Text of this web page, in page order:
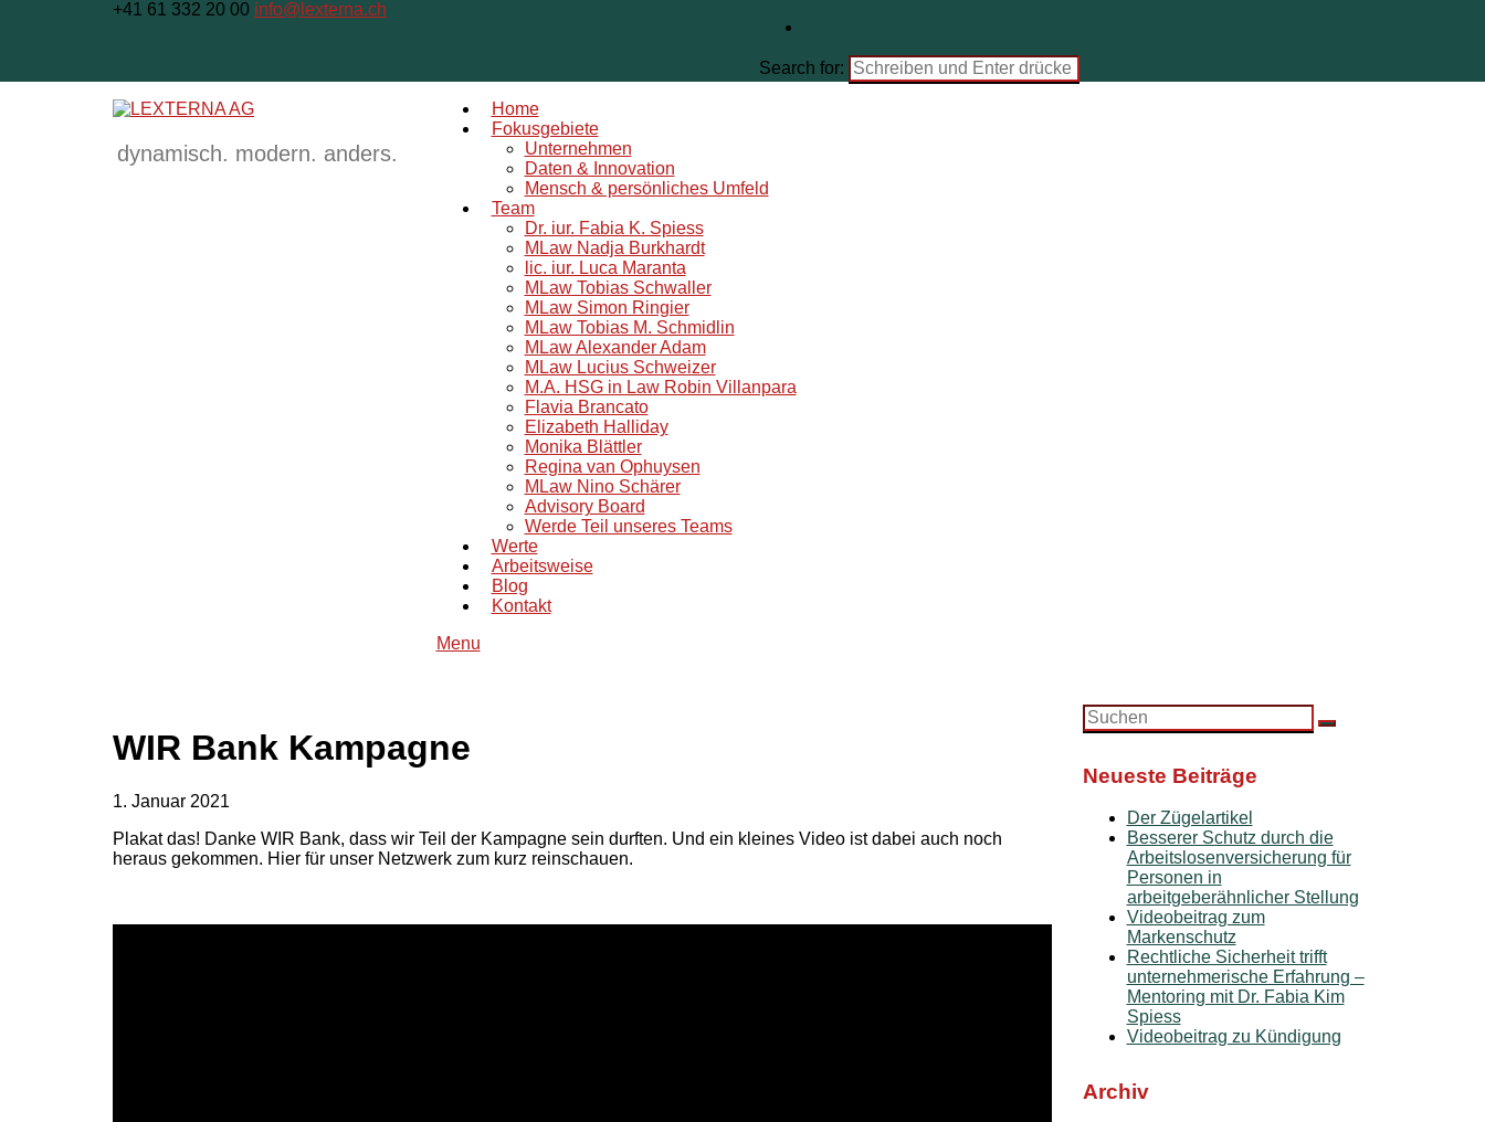
+41 61 332 20 00 info@lexterna.ch
Search for:
dynamisch. modern. anders.
Home
Fokusgebiete
Unternehmen
Daten & Innovation
Mensch & persönliches Umfeld
Team
Dr. iur. Fabia K. Spiess
MLaw Nadja Burkhardt
lic. iur. Luca Maranta
MLaw Tobias Schwaller
MLaw Simon Ringier
MLaw Tobias M. Schmidlin
MLaw Alexander Adam
MLaw Lucius Schweizer
M.A. HSG in Law Robin Villanpara
Flavia Brancato
Elizabeth Halliday
Monika Blättler
Regina van Ophuysen
MLaw Nino Schärer
Advisory Board
Werde Teil unseres Teams
Werte
Arbeitsweise
Blog
Kontakt
Menu
WIR Bank Kampagne
1. Januar 2021
Plakat das! Danke WIR Bank, dass wir Teil der Kampagne sein durften. Und ein kleines Video ist dabei auch noch
heraus gekommen. Hier für unser Netzwerk zum kurz reinschauen.
Search
for:
Suchen
Neueste Beiträge
Der Zügelartikel
Besserer Schutz durch die
Arbeitslosenversicherung für
Personen in
arbeitgeberähnlicher Stellung
Videobeitrag zum
Markenschutz
Rechtliche Sicherheit trifft
unternehmerische Erfahrung –
Mentoring mit Dr. Fabia Kim
Spiess
Videobeitrag zu Kündigung
Archiv